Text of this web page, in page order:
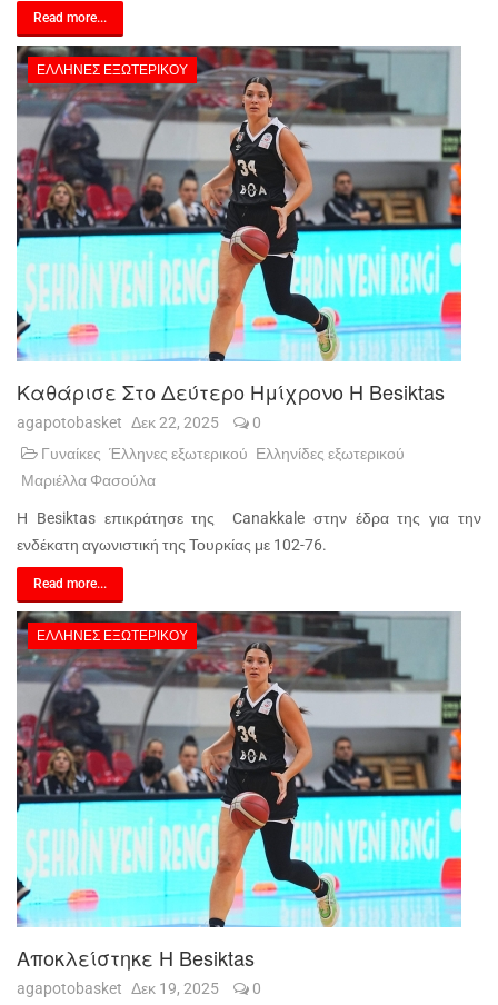
Read more...
ΈΛΛΗΝΕΣ ΕΞΩΤΕΡΙΚΟΎ
Καθάρισε Στο Δεύτερο Ημίχρονο Η Besiktas
agapotobasket Δεκ 22, 2025
0
Γυναίκες Έλληνες εξωτερικού Ελληνίδες εξωτερικού
Μαριέλλα Φασούλα
Η Besiktas επικράτησε της Canakkale στην έδρα της για την
ενδέκατη αγωνιστική της Τουρκίας με 102-76.
Read more...
ΈΛΛΗΝΕΣ ΕΞΩΤΕΡΙΚΟΎ
Αποκλείστηκε Η Besiktas
agapotobasket Δεκ 19, 2025
0